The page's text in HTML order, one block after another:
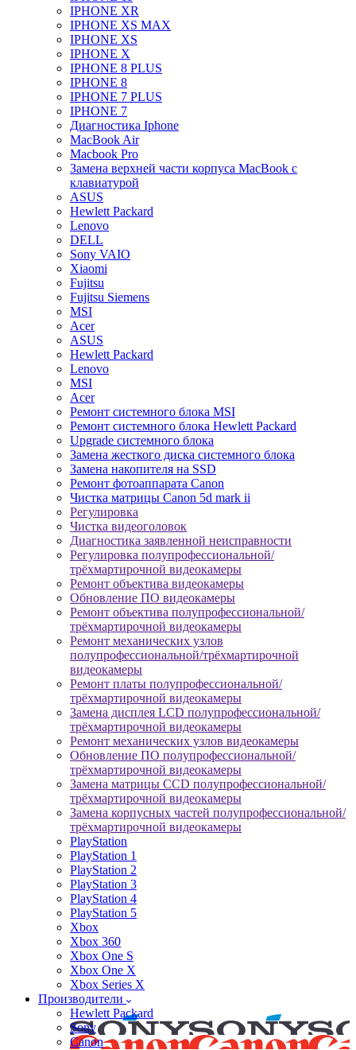
IPHONE XR
IPHONE XS MAX
IPHONE XS
IPHONE X
IPHONE 8 PLUS
IPHONE 8
IPHONE 7 PLUS
IPHONE 7
Диагностика Iphone
MacBook Air
Macbook Pro
Замена верхней части корпуса MacBook с
клавиатурой
ASUS
Hewlett Packard
Lenovo
DELL
Sony VAIO
Xiaomi
Fujitsu
Fujitsu Siemens
MSI
Acer
ASUS
Hewlett Packard
Lenovo
MSI
Acer
Ремонт системного блока MSI
Ремонт системного блока Hewlett Packard
Upgrade системного блока
Замена жесткого диска системного блока
Замена накопителя на SSD
Ремонт фотоаппарата Canon
Чистка матрицы Canon 5d mark ii
Регулировка
Чистка видеоголовок
Диагностика заявленной неисправности
Регулировка полупрофессиональной/
трёхмартирочной видеокамеры
Ремонт объектива видеокамеры
Обновление ПО видеокамеры
Ремонт объектива полупрофессиональной/
трёхмартирочной видеокамеры
Ремонт механических узлов
полупрофессиональной/трёхмартирочной
видеокамеры
Ремонт платы полупрофессиональной/
трёхмартирочной видеокамеры
Замена дисплея LCD полупрофессиональной/
трёхмартирочной видеокамеры
Ремонт механических узлов видеокамеры
Обновление ПО полупрофессиональной/
трёхмартирочной видеокамеры
Замена матрицы CCD полупрофессиональной/
трёхмартирочной видеокамеры
Замена корпусных частей полупрофессиональной/
трёхмартирочной видеокамеры
PlayStation
PlayStation 1
PlayStation 2
PlayStation 3
PlayStation 4
PlayStation 5
Xbox
Xbox 360
Xbox One S
Xbox One X
Xbox Series X
Производители
Hewlett Packard
Sony
Canon